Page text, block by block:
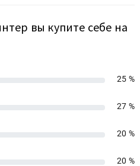
вы купите себе на
25 %
27 %
20 %
20 %